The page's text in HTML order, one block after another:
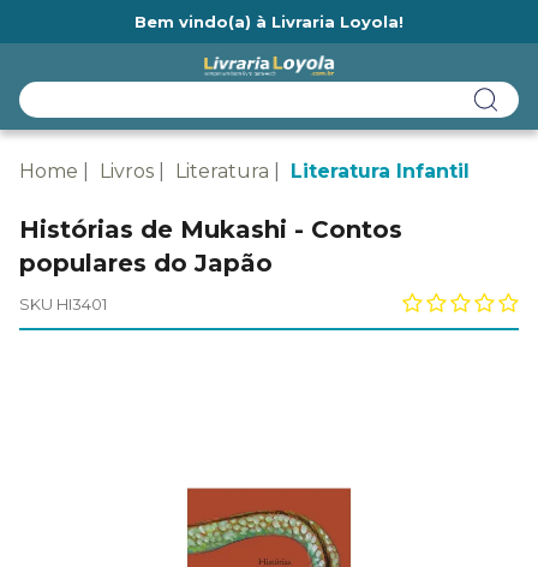
Bem vindo(a) à Livraria Loyola!
Home Livros Literatura Literatura Infantil
Histórias de Mukashi - Contos
populares do Japão
SKU HI3401